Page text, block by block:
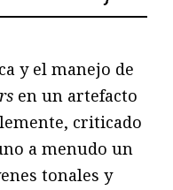
y el manejo de
en un artefacto
criticado
a menudo un
tonales y